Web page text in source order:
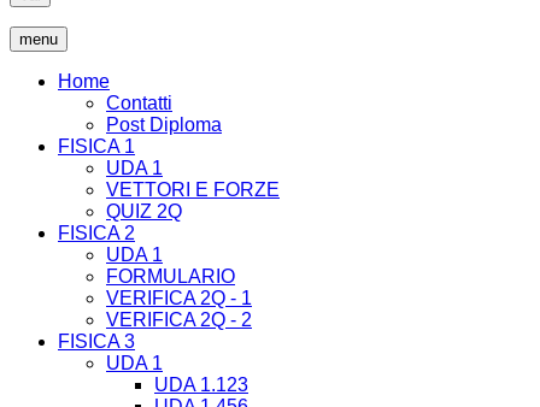
menu
Home
Contatti
Post Diploma
FISICA 1
UDA 1
VETTORI E FORZE
QUIZ 2Q
FISICA 2
UDA 1
FORMULARIO
VERIFICA 2Q - 1
VERIFICA 2Q - 2
FISICA 3
UDA 1
UDA 1.123